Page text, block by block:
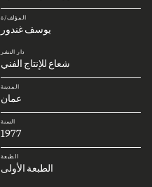
المؤلف/ة
يوسف غندور
دار النشر
شعاع للإنتاج الفني
المدينة
عمان
السنة
1977
الطبعة
الطبعة الأولى